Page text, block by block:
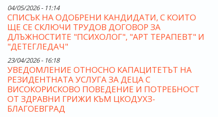
04/05/2026 - 11:14
СПИСЪК НА ОДОБРЕНИ КАНДИДАТИ, С КОИТО
ЩЕ СЕ СКЛЮЧИ ТРУДОВ ДОГОВОР ЗА
ДЛЪЖНОСТИТЕ "ПСИХОЛОГ", "АРТ ТЕРАПЕВТ" И
"ДЕТЕГЛЕДАЧ"
23/04/2026 - 16:18
УВЕДОМЛЕНИЕ ОТНОСНО КАПАЦИТЕТЪТ НА
РЕЗИДЕНТНАТА УСЛУГА ЗА ДЕЦА С
ВИСОКОРИСКОВО ПОВЕДЕНИЕ И ПОТРЕБНОСТ
ОТ ЗДРАВНИ ГРИЖИ КЪМ ЦКОДУХЗ-
БЛАГОЕВГРАД